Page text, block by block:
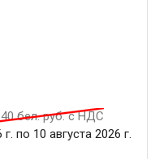
.40бел. руб. с НДС
по 10 августа 2026 г.